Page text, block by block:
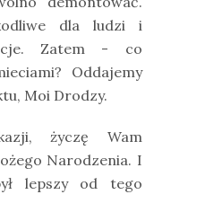
dla ludzi i
Zatem - co
Oddajemy
Moi Drodzy.
życzę Wam
Narodzenia. I
lepszy od tego